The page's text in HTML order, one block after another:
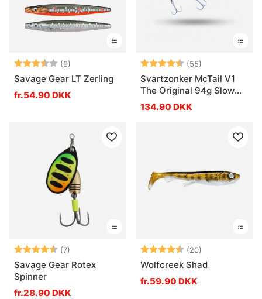
Vurdering: (9)
3.6 ud af 5 stjerner
Savage Gear LT Zerling
fr.54.90 DKK
Vurdering: (55)
Svartzonker McTail V1
The Original 94g Slow
Sink
134.90 DKK
Vurdering: (7)
4.3 ud af 5 stjerner
Savage Gear Rotex
Spinner
fr.28.90 DKK
Vurdering: (20)
Wolfcreek Shad
fr.59.90 DKK